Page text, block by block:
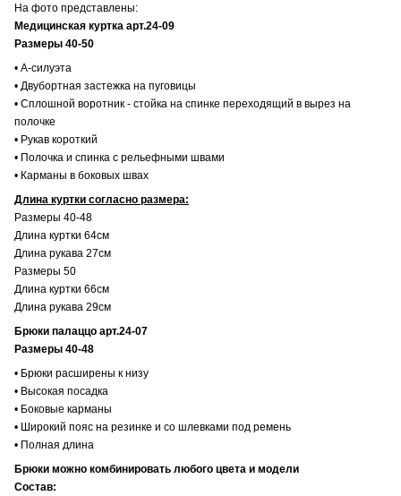
На фото представлены:
Медицинская куртка арт.24-09
Размеры 40-50
• А-силуэта
• Двубортная застежка на пуговицы
• Сплошной воротник - стойка на спинке переходящий в вырез на
полочке
• Рукав короткий
• Полочка и спинка с рельефными швами
• Карманы в боковых швах
Длина куртки согласно размера:
Размеры 40-48
Длина куртки 64см
Длина рукава 27см
Размеры 50
Длина куртки 66см
Длина рукава 29см
Брюки палаццо арт.24-07
Размеры 40-48
• Брюки расширены к низу
• Высокая посадка
• Боковые карманы
• Широкий пояс на резинке и со шлевками под ремень
• Полная длина
Брюки можно комбинировать любого цвета и модели
Состав: